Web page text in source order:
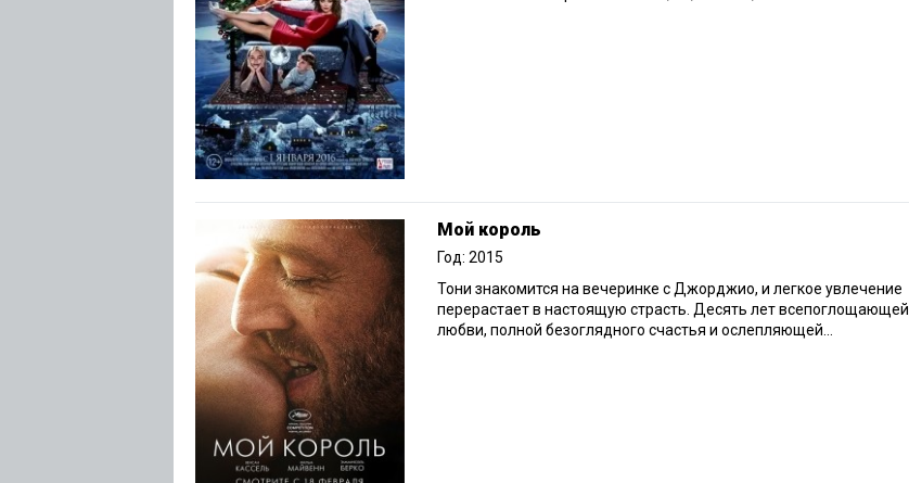
Мой король
Год: 2015
Тони знакомится на вечеринке с Джорджио, и легкое увлечение
перерастает в настоящую страсть. Десять лет всепоглощающей
любви, полной безоглядного счастья и ослепляющей...